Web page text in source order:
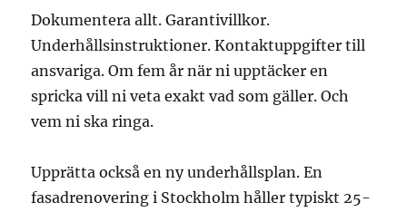
Dokumentera allt. Garantivillkor.
Underhållsinstruktioner. Kontaktuppgifter till
ansvariga. Om fem år när ni upptäcker en
spricka vill ni veta exakt vad som gäller. Och
vem ni ska ringa.
Upprätta också en ny underhållsplan. En
fasadrenovering i Stockholm håller typiskt 25-